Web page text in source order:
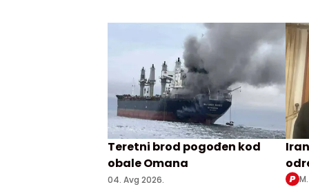
Teretni brod pogođen kod
obale Omana
04. Avg 2026.